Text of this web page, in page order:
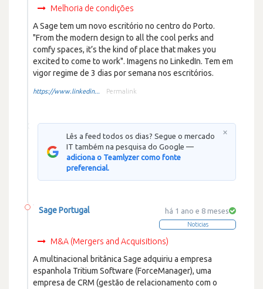
Melhoria de condições
A Sage tem um novo escritório no centro do Porto.
"From the modern design to all the cool perks and
comfy spaces, it’s the kind of place that makes you
excited to come to work". Imagens no LinkedIn. Tem em
vigor regime de 3 dias por semana nos escritórios.
https://www.linkedin... Permalink
Lês a feed todos os dias? Segue o mercado
IT também na pesquisa do Google —
adiciona o Teamlyzer como fonte
preferencial.
×
há 1 ano e 8 meses
Noticias
Sage Portugal
M&A (Mergers and Acquisitions)
A multinacional britânica Sage adquiriu a empresa
espanhola Tritium Software (ForceManager), uma
empresa de CRM (gestão de relacionamento com o